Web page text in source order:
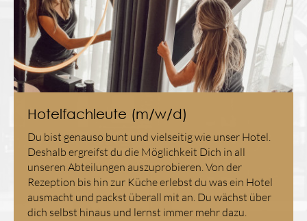
Hotelfachleute (m/w/d)
Du bist genauso bunt und vielseitig wie unser Hotel.
Deshalb ergreifst du die Möglichkeit Dich in all
unseren Abteilungen auszuprobieren. Von der
Rezeption bis hin zur Küche erlebst du was ein Hotel
ausmacht und packst überall mit an. Du wächst über
dich selbst hinaus und lernst immer mehr dazu.